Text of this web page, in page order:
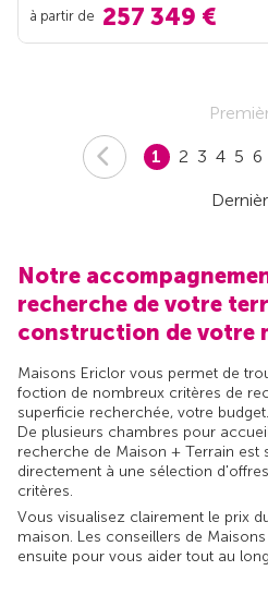
à partir de 257 349 €
1 2 3 4 5 6
Notre
recherche de votre
construction de votre
Maisons Ericlor vous permet de
foction de nombreux critères de
superficie recherchée, votre
De plusieurs chambres pour
recherche de Maison + Terrain est
directement à une sélection
critères.
Vous visualisez clairement le prix
maison. Les conseillers de
ensuite pour vous aider tout au